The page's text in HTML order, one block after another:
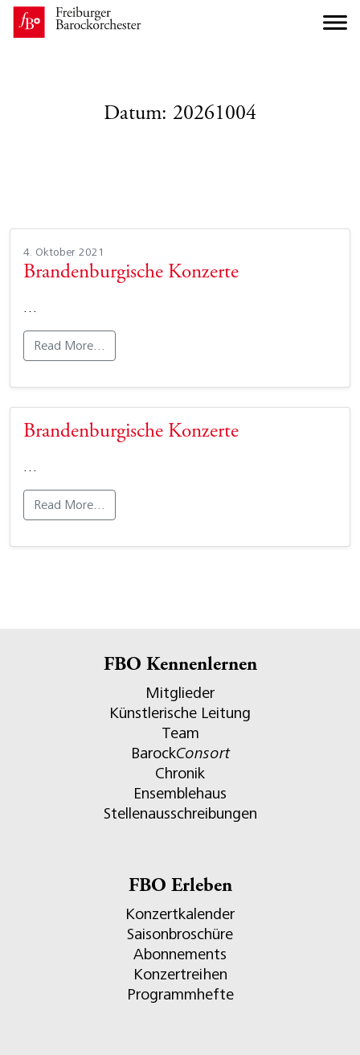
Datum: 20261004
4. Oktober 2021
Brandenburgische Konzerte
…
Read More…
Brandenburgische Konzerte
…
Read More…
FBO Kennenlernen
Mitglieder
Künstlerische Leitung
Team
BarockConsort
Chronik
Ensemblehaus
Stellenausschreibungen
FBO Erleben
Konzertkalender
Saisonbroschüre
Abonnements
Konzertreihen
Programmhefte